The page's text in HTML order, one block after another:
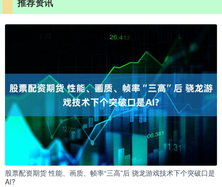
推荐资讯
股票配资期货 性能、画质、帧率“三高”后 骁龙游戏技术下个突破口是
AI?